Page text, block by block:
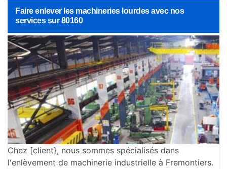
Faire enlever les machineries lourdes avec nos
services sur 80160
Chez [client}, nous sommes spécialisés dans
l'enlèvement de machinerie industrielle à Fremontiers.